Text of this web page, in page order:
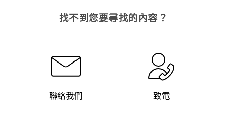
找不到您要尋找的內容？
聯絡我們 致電